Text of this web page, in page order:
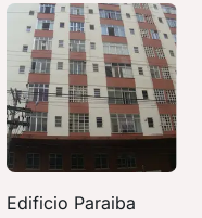
Edificio Paraiba